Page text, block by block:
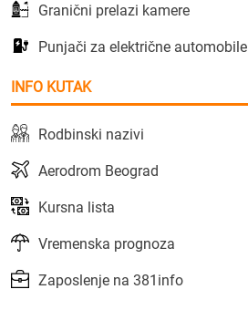
Granični prelazi kamere
Punjači za električne automobile
INFO KUTAK
Rodbinski nazivi
Aerodrom Beograd
Kursna lista
Vremenska prognoza
Zaposlenje na 381info